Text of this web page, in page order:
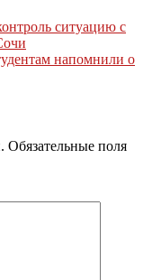
ситуацию с
напомнили о
Обязательные поля